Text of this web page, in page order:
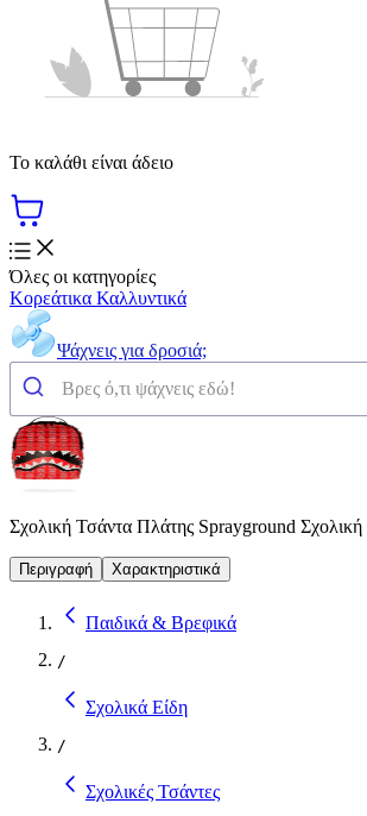
Το καλάθι είναι άδειο
Όλες οι κατηγορίες
Κορεάτικα Καλλυντικά
Ψάχνεις για δροσιά;
Σχολική Τσάντα Πλάτης Sprayground
Περιγραφή Χαρακτηριστικά
Παιδικά & Βρεφικά
/
Σχολικά Είδη
/
Σχολικές Τσάντες